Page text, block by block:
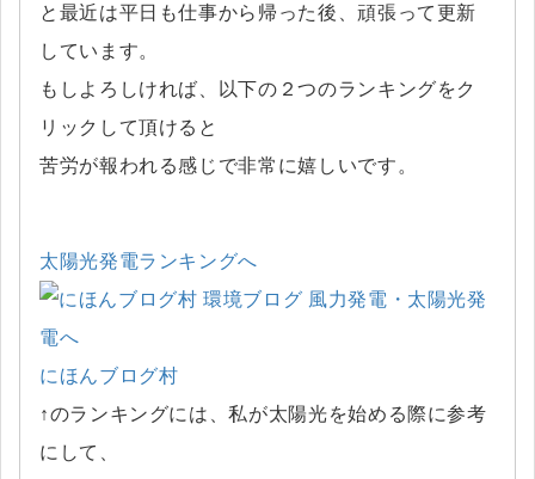
と最近は平日も仕事から帰った後、頑張って更新
しています。
もしよろしければ、以下の２つのランキングをク
リックして頂けると
苦労が報われる感じで非常に嬉しいです。
太陽光発電ランキングへ
にほんブログ村
↑のランキングには、私が太陽光を始める際に参考
にして、